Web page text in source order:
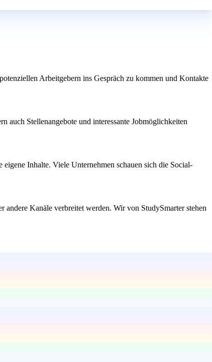
Arbeitgebern ins Gespräch zu kommen und Kontakte
Stellenangebote und interessante Jobmöglichkeiten
Inhalte. Viele Unternehmen schauen sich die Social-
Kanäle verbreitet werden. Wir von StudySmarter stehen